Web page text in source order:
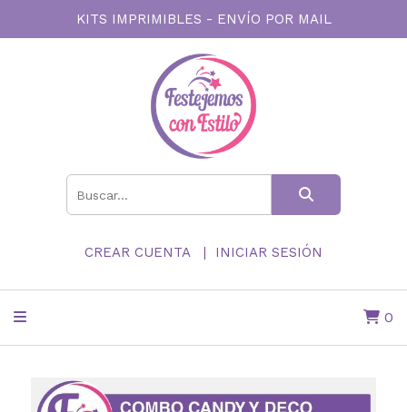
KITS IMPRIMIBLES - ENVÍO POR MAIL
CREAR CUENTA INICIAR SESIÓN
0